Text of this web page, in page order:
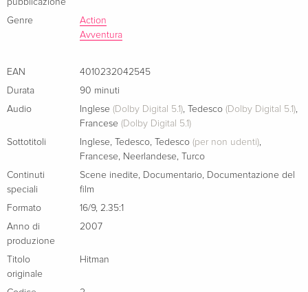
Genre
Action
Avventura
EAN
4010232042545
Durata
90 minuti
Audio
Inglese (Dolby Digital 5.1) Tedesco (Dolby Digital 5.1)
Francese (Dolby Digital 5.1)
Sottotitoli
Inglese Tedesco Tedesco (per non udenti)
Francese
Neerlandese Turco
Continuti
speciali
Scene inedite Documentario
Documentazione del
film
Formato
16/9, 2.35:1
Anno di
produzione
2007
Titolo
originale
Hitman